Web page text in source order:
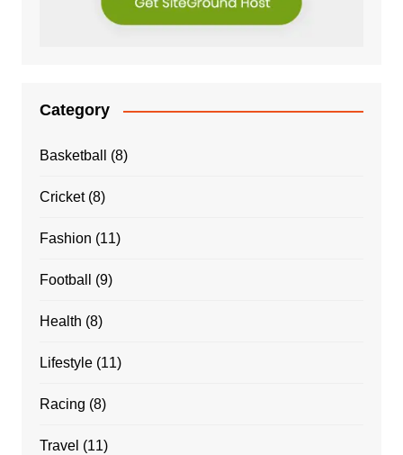
Category
Basketball (8)
Cricket(8)
Fashion (11)
Football (9)
Health (8)
Lifestyle(11)
Racing (8)
Travel (11)